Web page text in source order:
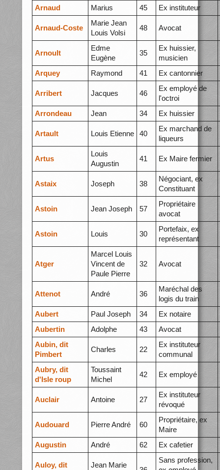
Arnaud
Marius 45 Ex instituteur
Arnaud-Coste
Marie Jean
Louis Volsi
48 Avocat
Arnoult
Edme
Eugène
35
Ex huissier,
musicien
Arquey
Raymond 41 Ex cantonnier
Arribert Jacques 46
Ex employé de
l'octroi
Arrondeau
Jean 34 Ex huissier
Artault Louis Etienne 40
Ex marchand de
liqueurs
Artus
Louis
Augustin
41 Ex Maire fermier
Astaix Joseph 38
Négociant, ex
Constituant
Astoin Jean Joseph 57
Propriétaire
avocat
Astoin Louis 30
Portefaix, ex
représentant
Atger
Marcel Louis
Vincent de
Paule Pierre
32 Avocat
Attenot André 36
Maréchal des
logis du train
Aubert
Paul Joseph 34
Ex notaire
Aubertin
Adolphe 43
Avocat
Aubin, dit
Pimbert
Charles 22
Ex instituteur
communal
Aubry, dit
d'Isle roup
Toussaint
Michel
42 Ex employé
Auclair Antoine 27
Ex instituteur
révoqué
Audouard Pierre André 60
Propriétaire, ex
Maire
Augustin
André 62 Ex cafetier
Auloy, dit
Jean Marie
Sans profession,